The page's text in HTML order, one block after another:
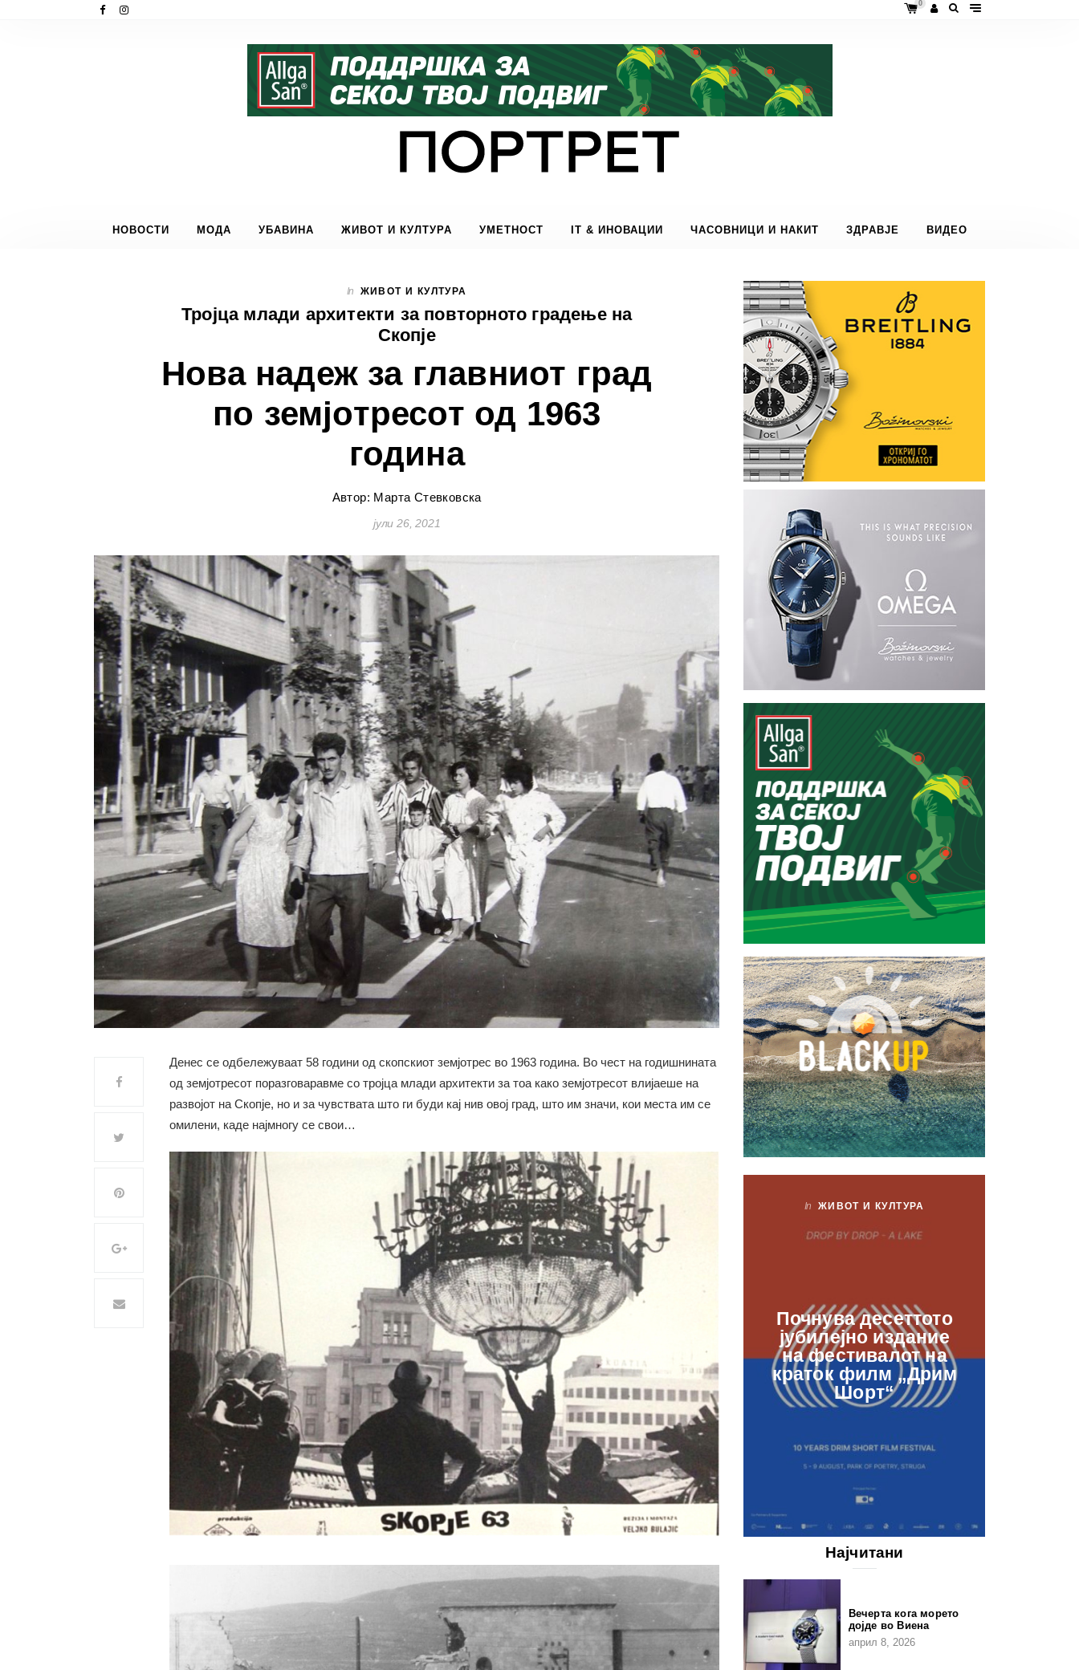
0
НОВОСТИ МОДА УБАВИНА ЖИВОТ И КУЛТУРА УМЕТНОСТ IT & ИНОВАЦИИ ЧАСОВНИЦИ И НАКИТ ЗДРАВЈЕ ВИДЕО
In ЖИВОТ И КУЛТУРА
Тројца млади архитекти за повторното градење на
Скопје
Нова надеж за главниот град
по земјотресот од 1963
година
Автор: Марта Стевковска
јули 26, 2021
Денес се одбележуваат 58 години од скопскиот земјотрес во 1963 година. Во чест на годишнината
од земјотресот поразговаравме со тројца млади архитекти за тоа како земјотресот влијаеше на
развојот на Скопје, но и за чувствата што ги буди кај нив овој град, што им значи, кои места им се
омилени, каде најмногу се свои…
In ЖИВОТ И КУЛТУРА
Почнува десеттото
јубилејно издание
на фестивалот на
краток филм „Дрим
Шорт“
Најчитани
Вечерта кога морето
дојде во Виена
април 8, 2026